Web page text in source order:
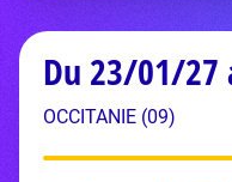
Du 23/01/
OCCITANIE (09)